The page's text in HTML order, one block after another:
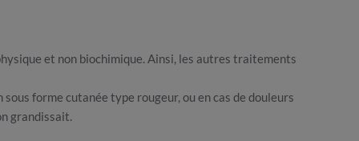
et non biochimique. Ainsi, les autres traitements
forme cutanée type rougeur, ou en cas de douleurs
grandissait.